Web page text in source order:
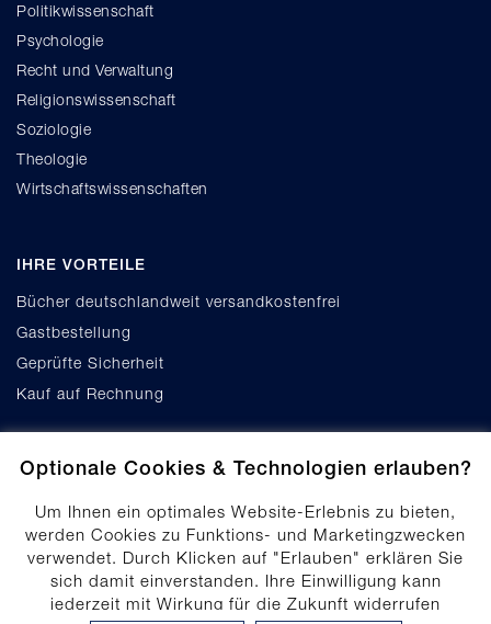
Optionale Cookies & Technologien erlauben?
Um Ihnen ein optimales Website-Erlebnis zu bieten,
werden Cookies zu Funktions- und Marketingzwecken
verwendet. Durch Klicken auf "Erlauben" erklären Sie
sich damit einverstanden. Ihre Einwilligung kann
jederzeit mit Wirkung für die Zukunft widerrufen
Politikwissenschaft
Psychologie
Recht und Verwaltung
Religionswissenschaft
Soziologie
Theologie
Wirtschaftswissenschaften
IHRE VORTEILE
Bücher deutschlandweit versandkostenfrei
Gastbestellung
Geprüfte Sicherheit
Kauf auf Rechnung
Cookie-Einstellungen
Datenschutz